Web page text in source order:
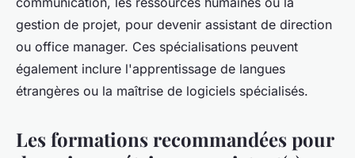
gestion de projet, pour devenir assistant de direction
ou office manager. Ces spécialisations peuvent
également inclure l'apprentissage de langues
étrangères ou la maîtrise de logiciels spécialisés.
Les formations recommandées pour